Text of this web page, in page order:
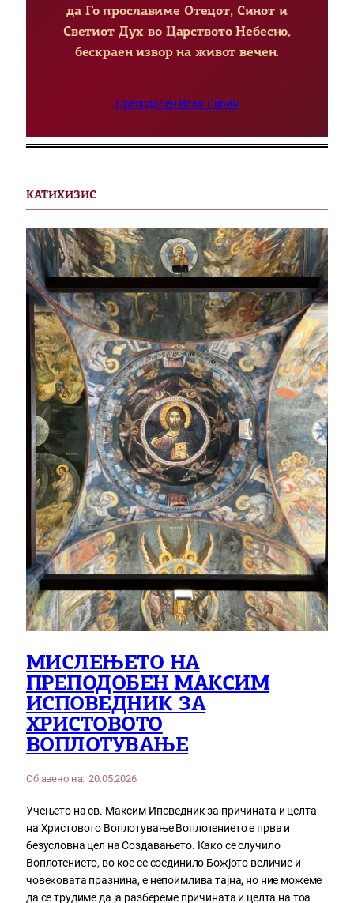
да Го прославиме Отецот, Синот и
Светиот Дух во Царството Небесно,
бескраен извор на живот вечен.
Преподобен Исак Сирин
КАТИХИЗИС
МИСЛЕЊЕТО НА
ПРЕПОДОБЕН МАКСИМ
ИСПОВЕДНИК ЗА
ХРИСТОВОТО
ВОПЛОТУВАЊЕ
Објавено на: 20.05.2026
Учењето на св. Максим Иповедник за причината и целта
на Христовото Воплотување Воплотението е прва и
безусловна цел на Создавањето. Како се случило
Воплотението, во кое се соединило Божјото величие и
човековата празнина, е непоимлива тајна, но ние можеме
да се трудиме да ја разбереме причината и целта на тоа